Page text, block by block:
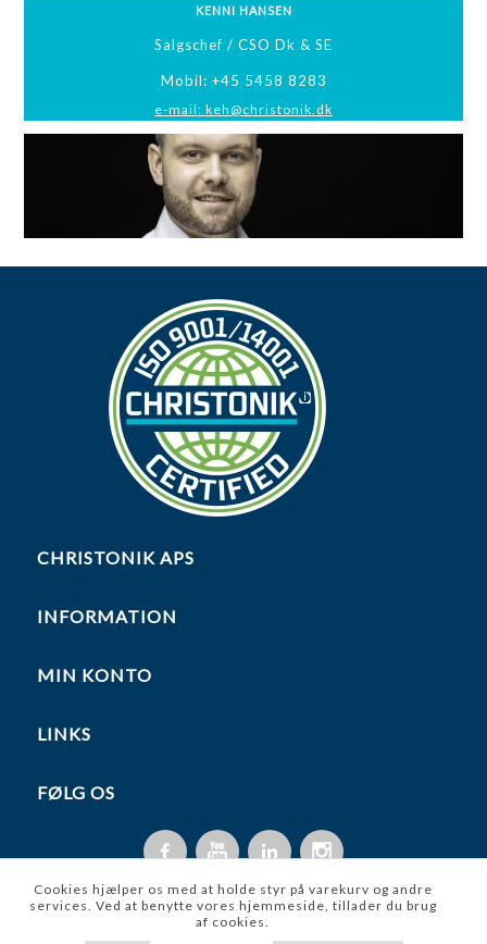
KENNI HANSEN
Salgschef / CSO Dk & SE
Mobil: +45 5458 8283
e-mail: keh@christonik.dk
CHRISTONIK APS
INFORMATION
MIN KONTO
LINKS
FØLG OS
Cookies hjælper os med at holde styr på varekurv og andre
services. Ved at benytte vores hjemmeside, tillader du brug
af cookies.